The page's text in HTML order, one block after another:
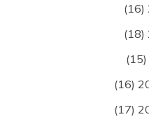
(16)
(18)
(15)
(16)
(17)